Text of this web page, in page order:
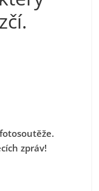
zpráv!